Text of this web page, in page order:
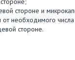
стороне и
от необходимого
стороне.